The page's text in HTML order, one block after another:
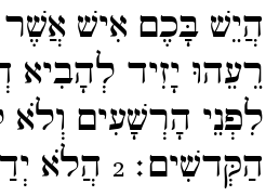
הֲיֵשׁ בָּכֶם אִישׁ
רֵעֵהוּ יָזִיד לְהָבִיא
לִפְנֵי הָרְשָׁעִים וְלֹא
הַקְּדשִׁים׃2 הֲלֹא